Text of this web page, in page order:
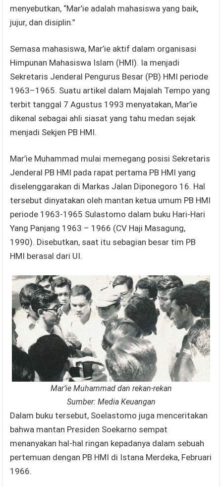
menyebutkan, “Mar’ie adalah mahasiswa yang baik,
jujur, dan disiplin.”
Semasa mahasiswa, Mar’ie aktif dalam organisasi
Himpunan Mahasiswa Islam (HMI). Ia menjadi
Sekretaris Jenderal Pengurus Besar (PB) HMI periode
1963–1965. Suatu artikel dalam Majalah Tempo yang
terbit tanggal 7 Agustus 1993 menyatakan, Mar’ie
dikenal sebagai ahli siasat yang tahu medan sejak
menjadi Sekjen PB HMI.
Mar’ie Muhammad mulai memegang posisi Sekretaris
Jenderal PB HMI pada rapat pertama PB HMI yang
diselenggarakan di Markas Jalan Diponegoro 16. Hal
tersebut dinyatakan oleh mantan ketua umum PB HMI
periode 1963-1965 Sulastomo dalam buku Hari-Hari
Yang Panjang 1963 – 1966 (CV Haji Masagung,
1990). Disebutkan, saat itu sebagian besar tim PB
HMI berasal dari UI.
Mar’ie Muhammad dan rekan-rekan
Sumber: Media Keuangan
Dalam buku tersebut, Soelastomo juga menceritakan
bahwa mantan Presiden Soekarno sempat
menanyakan hal-hal ringan kepadanya dalam sebuah
pertemuan dengan PB HMI di Istana Merdeka, Februari
1966.